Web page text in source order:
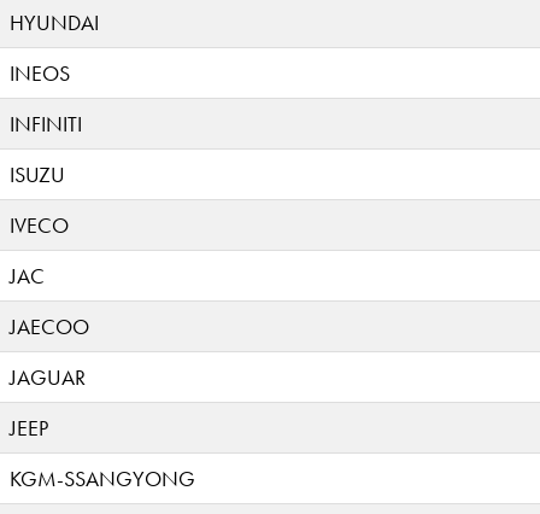
HYUNDAI
INEOS
INFINITI
ISUZU
IVECO
JAC
JAECOO
JAGUAR
JEEP
KGM-SSANGYONG